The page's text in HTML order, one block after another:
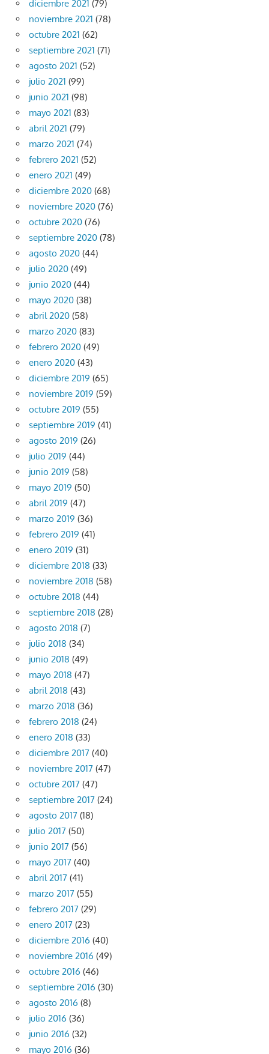
diciembre 2021 (79)
noviembre 2021 (78)
octubre 2021 (62)
septiembre 2021 (71)
agosto 2021 (52)
julio 2021 (99)
junio 2021 (98)
mayo 2021 (83)
abril 2021 (79)
marzo 2021 (74)
febrero 2021 (52)
enero 2021 (49)
diciembre 2020 (68)
noviembre 2020 (76)
octubre 2020 (76)
septiembre 2020 (78)
agosto 2020 (44)
julio 2020 (49)
junio 2020 (44)
mayo 2020 (38)
abril 2020 (58)
marzo 2020 (83)
febrero 2020 (49)
enero 2020 (43)
diciembre 2019 (65)
noviembre 2019 (59)
octubre 2019 (55)
septiembre 2019 (41)
agosto 2019 (26)
julio 2019 (44)
junio 2019 (58)
mayo 2019 (50)
abril 2019 (47)
marzo 2019 (36)
febrero 2019 (41)
enero 2019 (31)
diciembre 2018 (33)
noviembre 2018 (58)
octubre 2018 (44)
septiembre 2018 (28)
agosto 2018 (7)
julio 2018 (34)
junio 2018 (49)
mayo 2018 (47)
abril 2018 (43)
marzo 2018 (36)
febrero 2018 (24)
enero 2018 (33)
diciembre 2017 (40)
noviembre 2017 (47)
octubre 2017 (47)
septiembre 2017 (24)
agosto 2017 (18)
julio 2017 (50)
junio 2017 (56)
mayo 2017 (40)
abril 2017 (41)
marzo 2017 (55)
febrero 2017 (29)
enero 2017 (23)
diciembre 2016 (40)
noviembre 2016 (49)
octubre 2016 (46)
septiembre 2016 (30)
agosto 2016 (8)
julio 2016 (36)
junio 2016 (32)
mayo 2016 (36)